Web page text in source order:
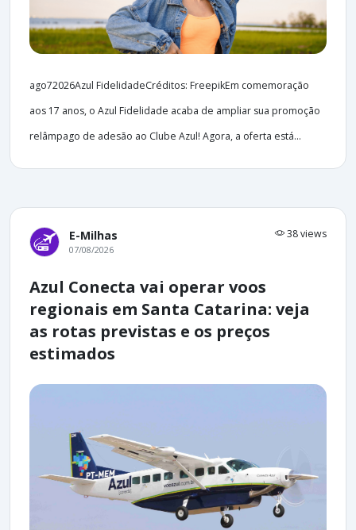
ago72026Azul FidelidadeCréditos: FreepikEm comemoração
aos 17 anos, o Azul Fidelidade acaba de ampliar sua promoção
relâmpago de adesão ao Clube Azul! Agora, a oferta está...
E-Milhas 38 views
07/08/2026
Azul Conecta vai operar voos
regionais em Santa Catarina: veja
as rotas previstas e os preços
estimados